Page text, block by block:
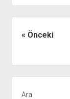
YazıÖnceki
Menü
Ara